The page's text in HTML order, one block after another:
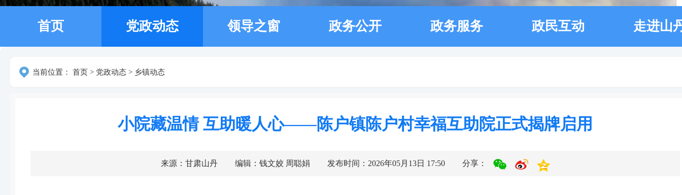
首页 党政动态 领导之窗 政务公开 政务服务 政民互动 走进山
当前位置： 首页 > 党政动态 > 乡镇动态
小院藏温情 互助暖人心——陈户镇陈户村幸福互助院正式揭牌启用
来源：甘肃山丹 编辑：钱文姣 周聪娟 发布时间：2026年05月13日 17:50 分享：